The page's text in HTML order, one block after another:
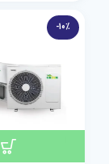
-10%